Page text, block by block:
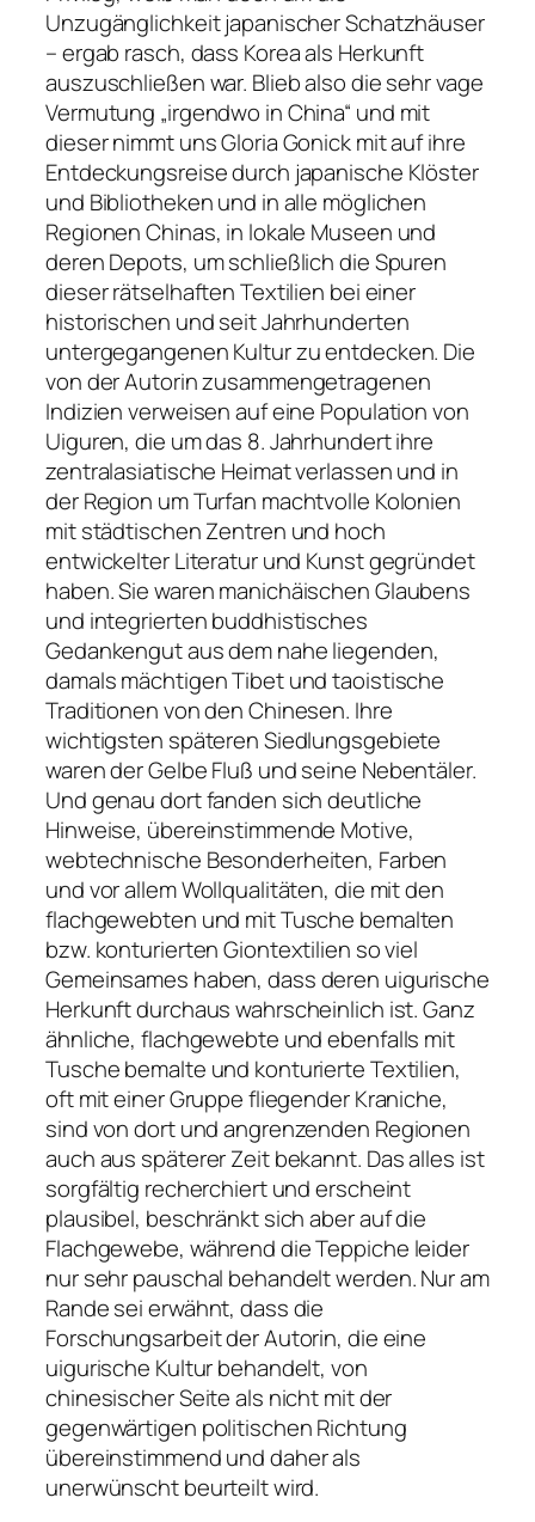
Unzugänglichkeit japanischer Schatzhäuser
– ergab rasch, dass Korea als Herkunft
auszuschließen war. Blieb also die sehr vage
Vermutung „irgendwo in China“ und mit
dieser nimmt uns Gloria Gonick mit auf ihre
Entdeckungsreise durch japanische Klöster
und Bibliotheken und in alle möglichen
Regionen Chinas, in lokale Museen und
deren Depots, um schließlich die Spuren
dieser rätselhaften Textilien bei einer
historischen und seit Jahrhunderten
untergegangenen Kultur zu entdecken. Die
von der Autorin zusammengetragenen
Indizien verweisen auf eine Population von
Uiguren, die um das 8. Jahrhundert ihre
zentralasiatische Heimat verlassen und in
der Region um Turfan machtvolle Kolonien
mit städtischen Zentren und hoch
entwickelter Literatur und Kunst gegründet
haben. Sie waren manichäischen Glaubens
und integrierten buddhistisches
Gedankengut aus dem nahe liegenden,
damals mächtigen Tibet und taoistische
Traditionen von den Chinesen. Ihre
wichtigsten späteren Siedlungsgebiete
waren der Gelbe Fluß und seine Nebentäler.
Und genau dort fanden sich deutliche
Hinweise, übereinstimmende Motive,
webtechnische Besonderheiten, Farben
und vor allem Wollqualitäten, die mit den
flachgewebten und mit Tusche bemalten
bzw. konturierten Giontextilien so viel
Gemeinsames haben, dass deren uigurische
Herkunft durchaus wahrscheinlich ist. Ganz
ähnliche, flachgewebte und ebenfalls mit
Tusche bemalte und konturierte Textilien,
oft mit einer Gruppe fliegender Kraniche,
sind von dort und angrenzenden Regionen
auch aus späterer Zeit bekannt. Das alles ist
sorgfältig recherchiert und erscheint
plausibel, beschränkt sich aber auf die
Flachgewebe, während die Teppiche leider
nur sehr pauschal behandelt werden. Nur am
Rande sei erwähnt, dass die
Forschungsarbeit der Autorin, die eine
uigurische Kultur behandelt, von
chinesischer Seite als nicht mit der
gegenwärtigen politischen Richtung
übereinstimmend und daher als
unerwünscht beurteilt wird.